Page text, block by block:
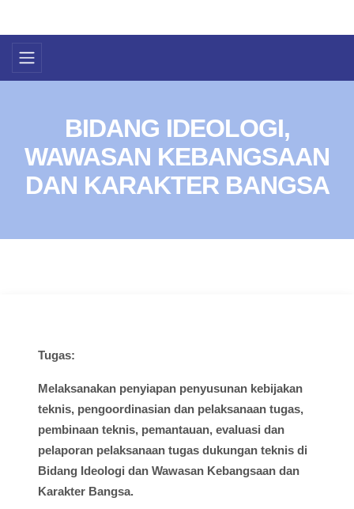
BIDANG IDEOLOGI,
WAWASAN KEBANGSAAN
DAN KARAKTER BANGSA
Tugas:
Melaksanakan penyiapan penyusunan kebijakan
teknis, pengoordinasian dan pelaksanaan tugas,
pembinaan teknis, pemantauan, evaluasi dan
pelaporan pelaksanaan tugas dukungan teknis di
Bidang Ideologi dan Wawasan Kebangsaan dan
Karakter Bangsa.